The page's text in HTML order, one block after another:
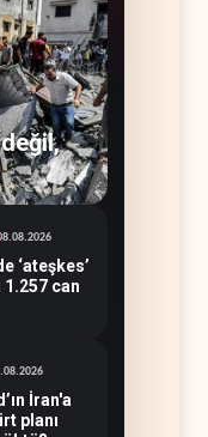
‘ateşkes’
1.257 can
İran'a
planı